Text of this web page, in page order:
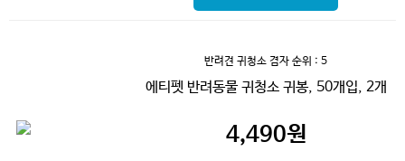
반려견 귀청소 겸자 순위 : 5
에티펫 반려동물 귀청소 귀봉, 50개입, 2개
4,490원